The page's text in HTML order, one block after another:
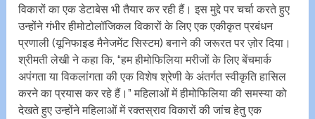
विकारों का एक डेटाबेस भी तैयार कर रही हैं। इस मुद्दे पर चर्चा करते हुए
उन्होंने गंभीर हीमोटोलॉजिकल विकारों के लिए एक एकीकृत प्रबंधन
प्रणाली (यूनिफाइड मैनेजमेंट सिस्टम) बनाने की जरूरत पर ज़ोर दिया।
श्रीमती लेखी ने कहा कि, “हम हीमोफिलिया मरीजों के लिए बेंचमार्क
अपंगता या विकलांगता की एक विशेष श्रेणी के अंतर्गत स्वीकृति हासिल
करने का प्रयास कर रहे हैं।” महिलाओं में हीमोफिलिया की समस्या को
देखते हुए उन्होंने महिलाओं में रक्तस्राव विकारों की जांच हेतु एक